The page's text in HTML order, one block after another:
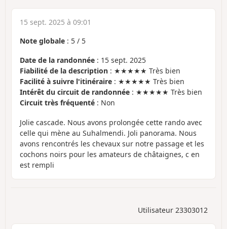
15 sept. 2025 à 09:01
Note globale : 5 / 5
Date de la randonnée : 15 sept. 2025
Fiabilité de la description : ★★★★★ Très bien
Facilité à suivre l'itinéraire : ★★★★★ Très bien
Intérêt du circuit de randonnée : ★★★★★ Très bien
Circuit très fréquenté : Non
Jolie cascade. Nous avons prolongée cette rando avec
celle qui mène au Suhalmendi. Joli panorama. Nous
avons rencontrés les chevaux sur notre passage et les
cochons noirs pour les amateurs de châtaignes, c en
est rempli
Utilisateur 23303012